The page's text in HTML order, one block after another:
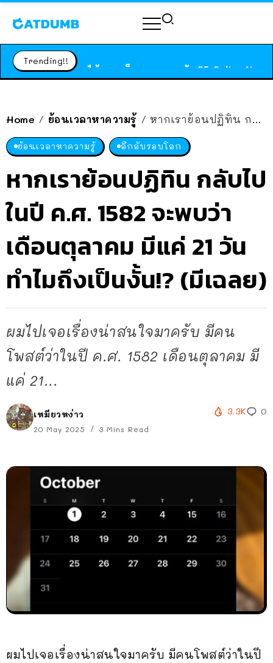
Trending!!
Home / ย้อนเวลาหาความรู้ / หากเราย้อนปฏิทิน กลับไป ในปี ค.ศ. 1582 จะพบว่า เดือนตุลาคม มีแค่ 21 วัน ทำไมถึงเป็นงั้น!? (มีเฉลย)
ย้อนเวลาหาความรู้ ลึกลับรอบโลก
หากเราย้อนปฏิทิน กลับไป
ในปี ค.ศ. 1582 จะพบว่า
เดือนตุลาคม มีแค่ 21 วัน
ทำไมถึงเป็นงั้น!? (มีเฉลย)
ผมไปเจอเรื่องน่าสนใจมาครับ มีคน
โพสต์ว่าในปี ค.ศ. 1582 เดือนตุลาคม มี
แค่ 21...
เหมียวหง่าว
20 May 2025 3 Mins Read
3.3K 0
ผมไปเจอเรื่องน่าสนใจมาครับ มีคนโพสต์ว่าในปี